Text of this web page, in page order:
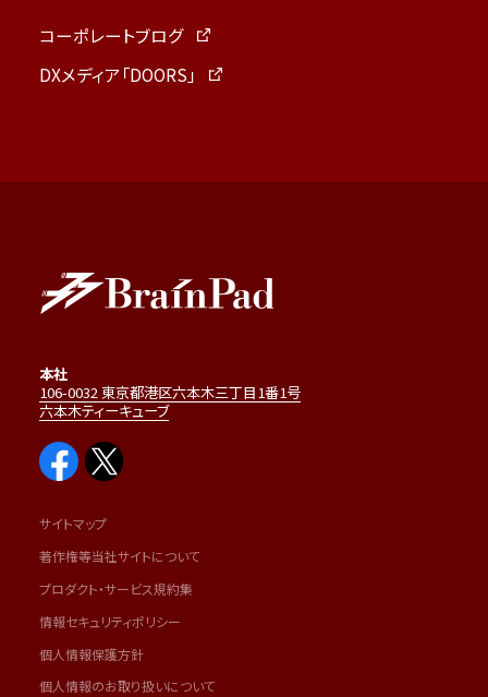
コーポレートブログ
DXメディア「DOORS」
本社
106-0032 東京都港区六本木三丁目1番1号
六本木ティーキューブ
サイトマップ
著作権等当社サイトについて
プロダクト・サービス規約集
情報セキュリティポリシー
個人情報保護方針
個人情報のお取り扱いについて